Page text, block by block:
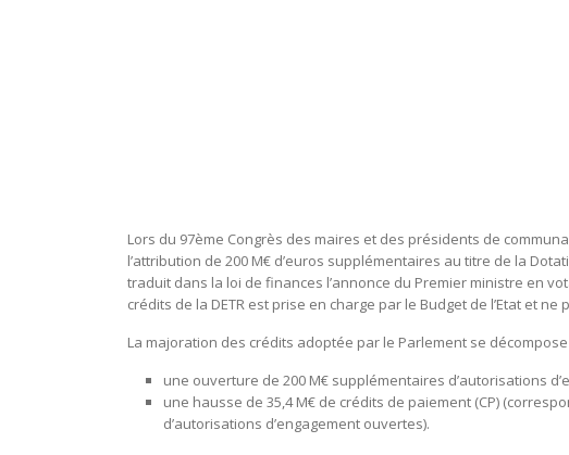
Lors du 97ème Congrès des maires et des présidents de
l’attribution de 200 M€ d’euros supplémentaires au titre de la
traduit dans la loi de finances l’annonce du Premier ministre en
crédits de la DETR est prise en charge par le Budget de l’Etat et
La majoration des crédits adoptée par le Parlement se
une ouverture de 200 M€ supplémentaires d’autorisations
une hausse de 35,4 M€ de crédits de paiement (CP)
d’autorisations d’engagement ouvertes).